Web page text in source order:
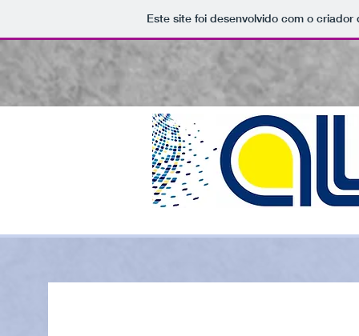
Este site foi desenvolvido com o